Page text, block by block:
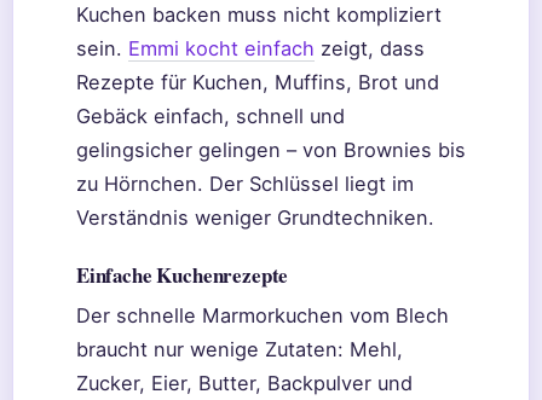
Kuchen backen muss nicht kompliziert
sein. Emmi kocht einfach zeigt, dass
Rezepte für Kuchen, Muffins, Brot und
Gebäck einfach, schnell und
gelingsicher gelingen – von Brownies bis
zu Hörnchen. Der Schlüssel liegt im
Verständnis weniger Grundtechniken.
Einfache Kuchenrezepte
Der schnelle Marmorkuchen vom Blech
braucht nur wenige Zutaten: Mehl,
Zucker, Eier, Butter, Backpulver und